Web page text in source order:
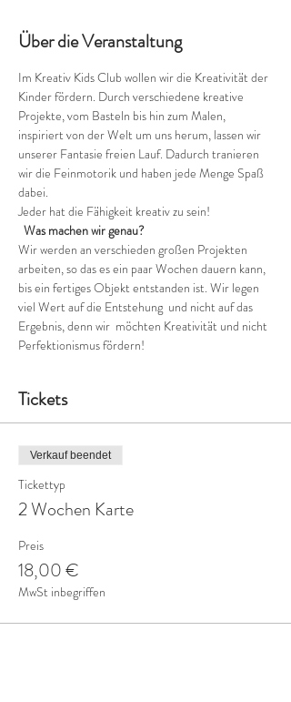
Über die Veranstaltung
Im Kreativ Kids Club wollen wir die Kreativität der
Kinder fördern. Durch verschiedene kreative
Projekte, vom Basteln bis hin zum Malen,
inspiriert von der Welt um uns herum, lassen wir
unserer Fantasie freien Lauf. Dadurch tranieren
wir die Feinmotorik und haben jede Menge Spaß
dabei.
Jeder hat die Fähigkeit kreativ zu sein!
Was machen wir genau?
Wir werden an verschieden großen Projekten
arbeiten, so das es ein paar Wochen dauern kann,
bis ein fertiges Objekt entstanden ist. Wir legen
viel Wert auf die Entstehung  und nicht auf das
Ergebnis, denn wir  möchten Kreativität und nicht
Perfektionismus fördern!
Tickets
Verkauf beendet
Tickettyp
2 Wochen Karte
Preis
18,00 €
MwSt inbegriffen